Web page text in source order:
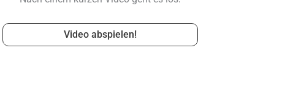
Video abspielen!